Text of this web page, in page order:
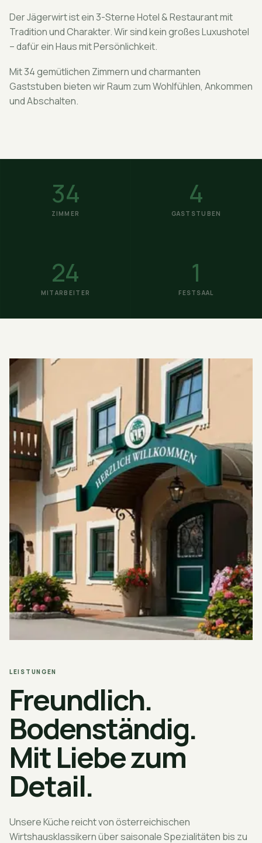
Der Jägerwirt ist ein 3-Sterne Hotel & Restaurant mit
Tradition und Charakter. Wir sind kein großes Luxushotel
– dafür ein Haus mit Persönlichkeit.
Mit 34 gemütlichen Zimmern und charmanten
Gaststuben bieten wir Raum zum Wohlfühlen, Ankommen
und Abschalten.
34
ZIMMER
4
GASTSTUBEN
24
MITARBEITER
1
FESTSAAL
LEISTUNGEN
Freundlich.
Bodenständig.
Mit Liebe zum
Detail.
Unsere Küche reicht von österreichischen
Wirtshausklassikern über saisonale Spezialitäten bis zu